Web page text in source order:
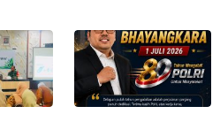
Kelompok Tertentu